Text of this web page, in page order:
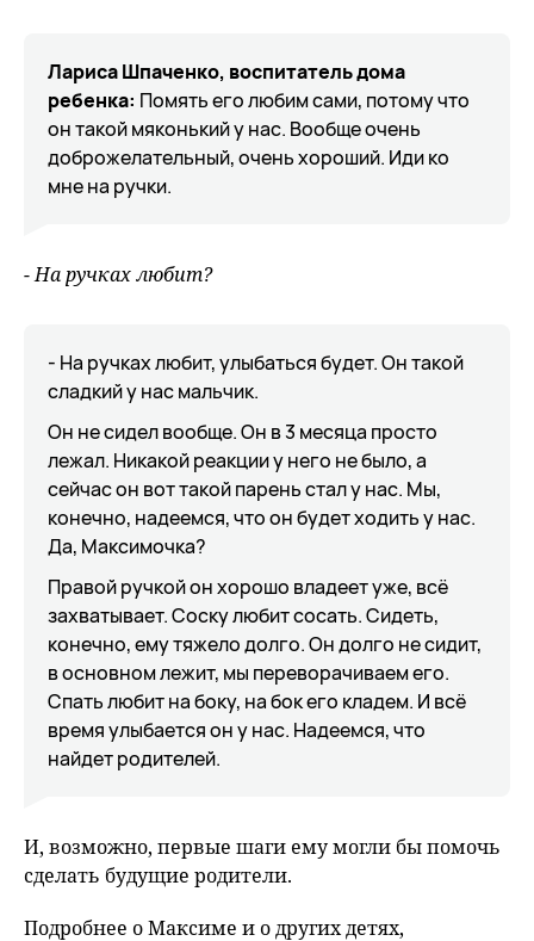
Лариса Шпаченко, воспитатель дома
ребенка: Помять его любим сами, потому что
он такой мяконький у нас. Вообще очень
доброжелательный, очень хороший. Иди ко
мне на ручки.
- На ручках любит?
- На ручках любит, улыбаться будет. Он такой
сладкий у нас мальчик.
Он не сидел вообще. Он в 3 месяца просто
лежал. Никакой реакции у него не было, а
сейчас он вот такой парень стал у нас. Мы,
конечно, надеемся, что он будет ходить у нас.
Да, Максимочка?
Правой ручкой он хорошо владеет уже, всё
захватывает. Соску любит сосать. Сидеть,
конечно, ему тяжело долго. Он долго не сидит,
в основном лежит, мы переворачиваем его.
Спать любит на боку, на бок его кладем. И всё
время улыбается он у нас. Надеемся, что
найдет родителей.
И, возможно, первые шаги ему могли бы помочь
сделать будущие родители.
Подробнее о Максиме и о других детях,